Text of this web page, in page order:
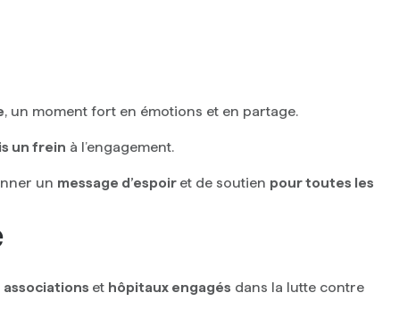
, un moment fort en émotions et en partage.
un frein à l’engagement.
un message d’espoir et de soutien pour toutes les
associations et hôpitaux engagés dans la lutte contre